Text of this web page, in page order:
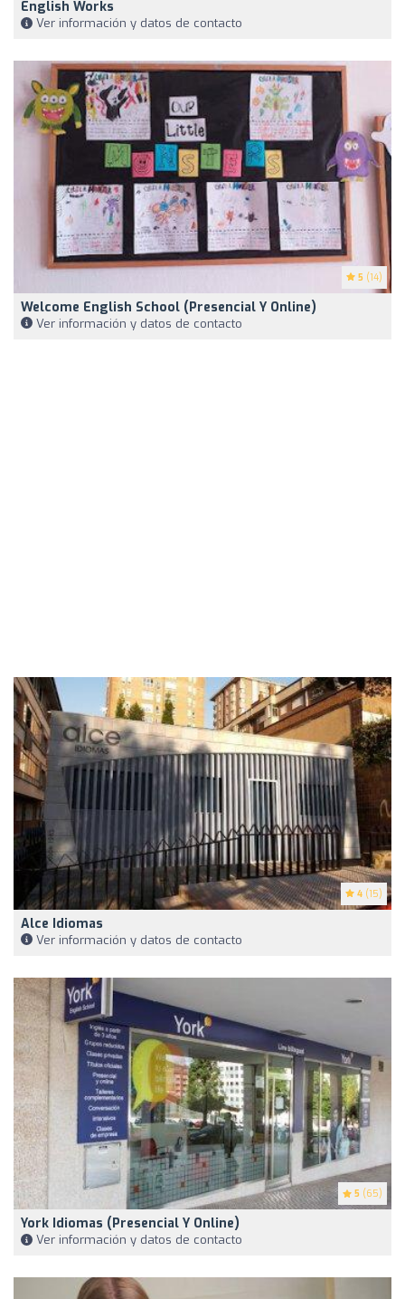
English Works
Ver información y datos de contacto
5 (14)
Welcome English School (Presencial Y Online)
Ver información y datos de contacto
4 (15)
Alce Idiomas
Ver información y datos de contacto
5 (65)
York Idiomas (presencial Y Online)
Ver información y datos de contacto